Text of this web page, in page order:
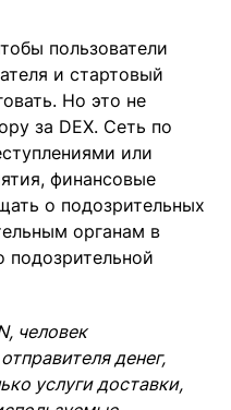
пользователи
и стартовый
Но это не
за DEX. Сеть по
или
финансовые
о подозрительных
органам в
подозрительной
человек
денег,
услуги доставки,